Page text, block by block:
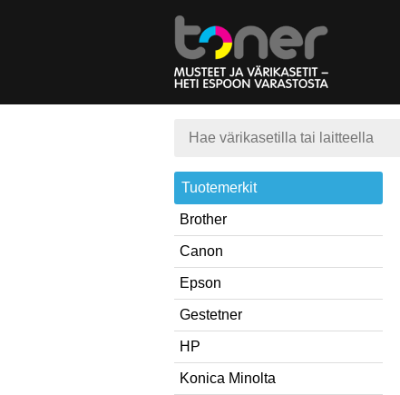
Tuotemerkit
Brother
Canon
Epson
Gestetner
HP
Konica Minolta